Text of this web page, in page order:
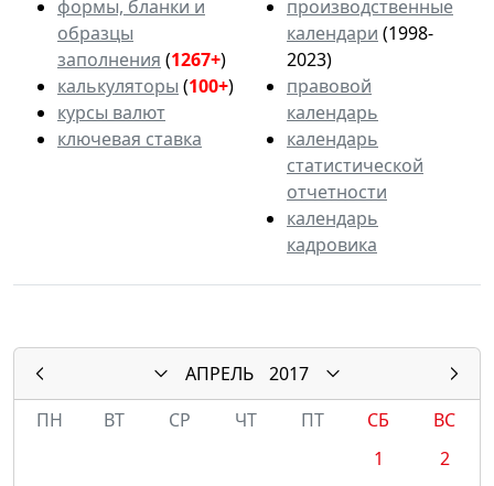
формы, бланки и
образцы
заполнения (1267+)
калькуляторы (100+)
курсы валют
ключевая ставка
производственные
календари (1998-
2023)
правовой
календарь
календарь
статистической
отчетности
календарь
кадровика
АПРЕЛЬ
2017
ПН
ВТ СР ЧТ ПТ СБ
ВС
1
2